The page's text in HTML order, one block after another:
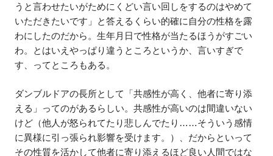
うと言わせたいがためにくどい言い回しをするのはやめて
いただきたいです」と答えるくらい的確に自分の性格を露
わにしたのだから。生年月日で性格が当たるほうがすごい
わ。とはいえやっぱり違うところというか、言いすぎで
す、ってところもある。
ダンブルドアの長所として「共感性が高く、他者に寄り添
える」ってのがあるらしい。共感性が高いのは間違いない
けど（他人が怒られてたり悲しんでたり……そういう感情
に異様に引っ張られ影響を受けます。）、だからといって
その性質を活かして他者に寄り添えるほど良い人間ではな